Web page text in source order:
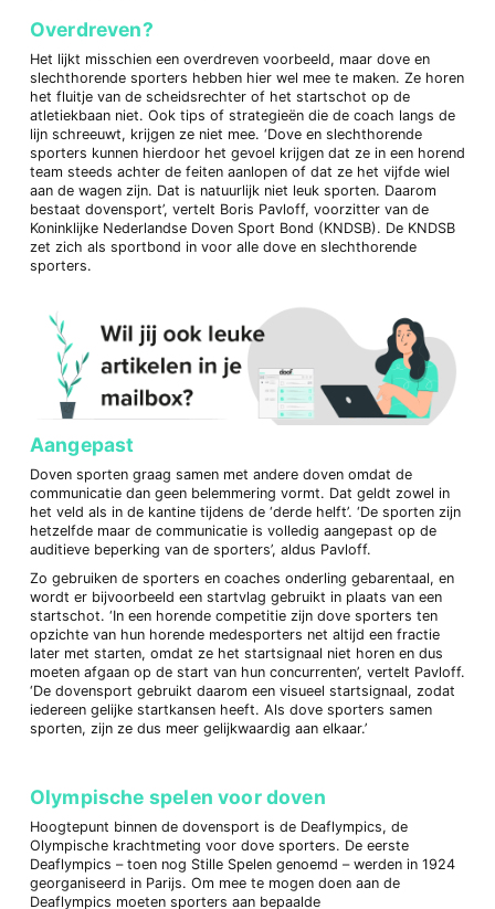
Overdreven?
Het lijkt misschien een overdreven voorbeeld, maar dove en
slechthorende sporters hebben hier wel mee te maken. Ze horen
het fluitje van de scheidsrechter of het startschot op de
atletiekbaan niet. Ook tips of strategieën die de coach langs de
lijn schreeuwt, krijgen ze niet mee. ‘Dove en slechthorende
sporters kunnen hierdoor het gevoel krijgen dat ze in een horend
team steeds achter de feiten aanlopen of dat ze het vijfde wiel
aan de wagen zijn. Dat is natuurlijk niet leuk sporten. Daarom
bestaat dovensport’, vertelt Boris Pavloff, voorzitter van de
Koninklijke Nederlandse Doven Sport Bond (KNDSB). De KNDSB
zet zich als sportbond in voor alle dove en slechthorende
sporters.
Aangepast
Doven sporten graag samen met andere doven omdat de
communicatie dan geen belemmering vormt. Dat geldt zowel in
het veld als in de kantine tijdens de ‘derde helft’. ‘De sporten zijn
hetzelfde maar de communicatie is volledig aangepast op de
auditieve beperking van de sporters’, aldus Pavloff.
Zo gebruiken de sporters en coaches onderling gebarentaal, en
wordt er bijvoorbeeld een startvlag gebruikt in plaats van een
startschot. ‘In een horende competitie zijn dove sporters ten
opzichte van hun horende medesporters net altijd een fractie
later met starten, omdat ze het startsignaal niet horen en dus
moeten afgaan op de start van hun concurrenten’, vertelt Pavloff.
‘De dovensport gebruikt daarom een visueel startsignaal, zodat
iedereen gelijke startkansen heeft. Als dove sporters samen
sporten, zijn ze dus meer gelijkwaardig aan elkaar.’
Olympische spelen voor doven
Hoogtepunt binnen de dovensport is de Deaflympics, de
Olympische krachtmeting voor dove sporters. De eerste
Deaflympics – toen nog Stille Spelen genoemd – werden in 1924
georganiseerd in Parijs. Om mee te mogen doen aan de
Deaflympics moeten sporters aan bepaalde